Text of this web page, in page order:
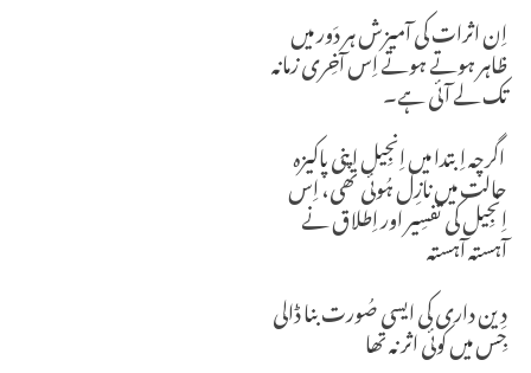
اِن اثرات کی آمیزش ہر دَور میں
ظاہر ہوتے ہوتے اِس آخِری زمانہ
تک لے آئی ہے۔
اگرچہ اِبتدا میں اِنجِیل اپنی پاکیزہ
حالت میں نازِل ہُوئی تھی، اِس
اِنجِیل کی تفسِیر اور اِطلاق نے
آہستہ آہستہ
دِین داری کی ایسی صُورت بنا ڈالی
جِس میں کوئی اثر نہ تھا